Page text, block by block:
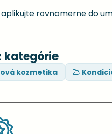
rovnomerne do
kategórie
kozmetika